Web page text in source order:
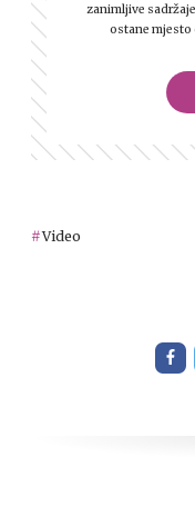
zanimljive
ostane mjesto
Video